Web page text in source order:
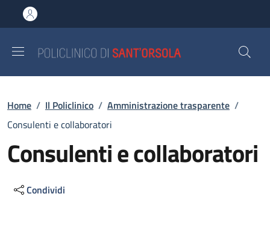
al contenuto principale
to footer content
Briciole di pane
Home / Il Policlinico / Amministrazione trasparente /
Consulenti e collaboratori
Consulenti e collaboratori
Condividi